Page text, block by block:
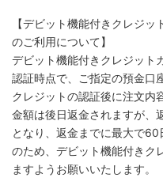
【デビット機能付きクレジッ
のご利用について】
デビット機能付きクレジット
認証時点で、ご指定の預金口
クレジットの認証後に注文内
金額は後日返金されますが、
となり、返金までに最大で
のため、デビット機能付きク
ますようお願いいたします。